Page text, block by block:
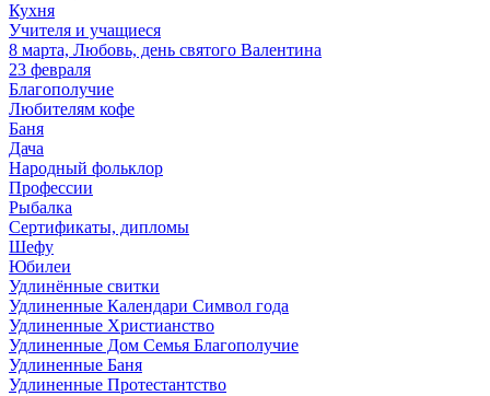
Кухня
Учителя и учащиеся
8 марта, Любовь, день святого Валентина
23 февраля
Благополучие
Любителям кофе
Баня
Дача
Народный фольклор
Профессии
Рыбалка
Сертификаты, дипломы
Шефу
Юбилеи
Удлинённые свитки
Удлиненные Календари Символ года
Удлиненные Христианство
Удлиненные Дом Семья Благополучие
Удлиненные Баня
Удлиненные Протестантство